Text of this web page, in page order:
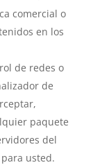
comercial o
en los
de redes o
de
paquete
del
usted.